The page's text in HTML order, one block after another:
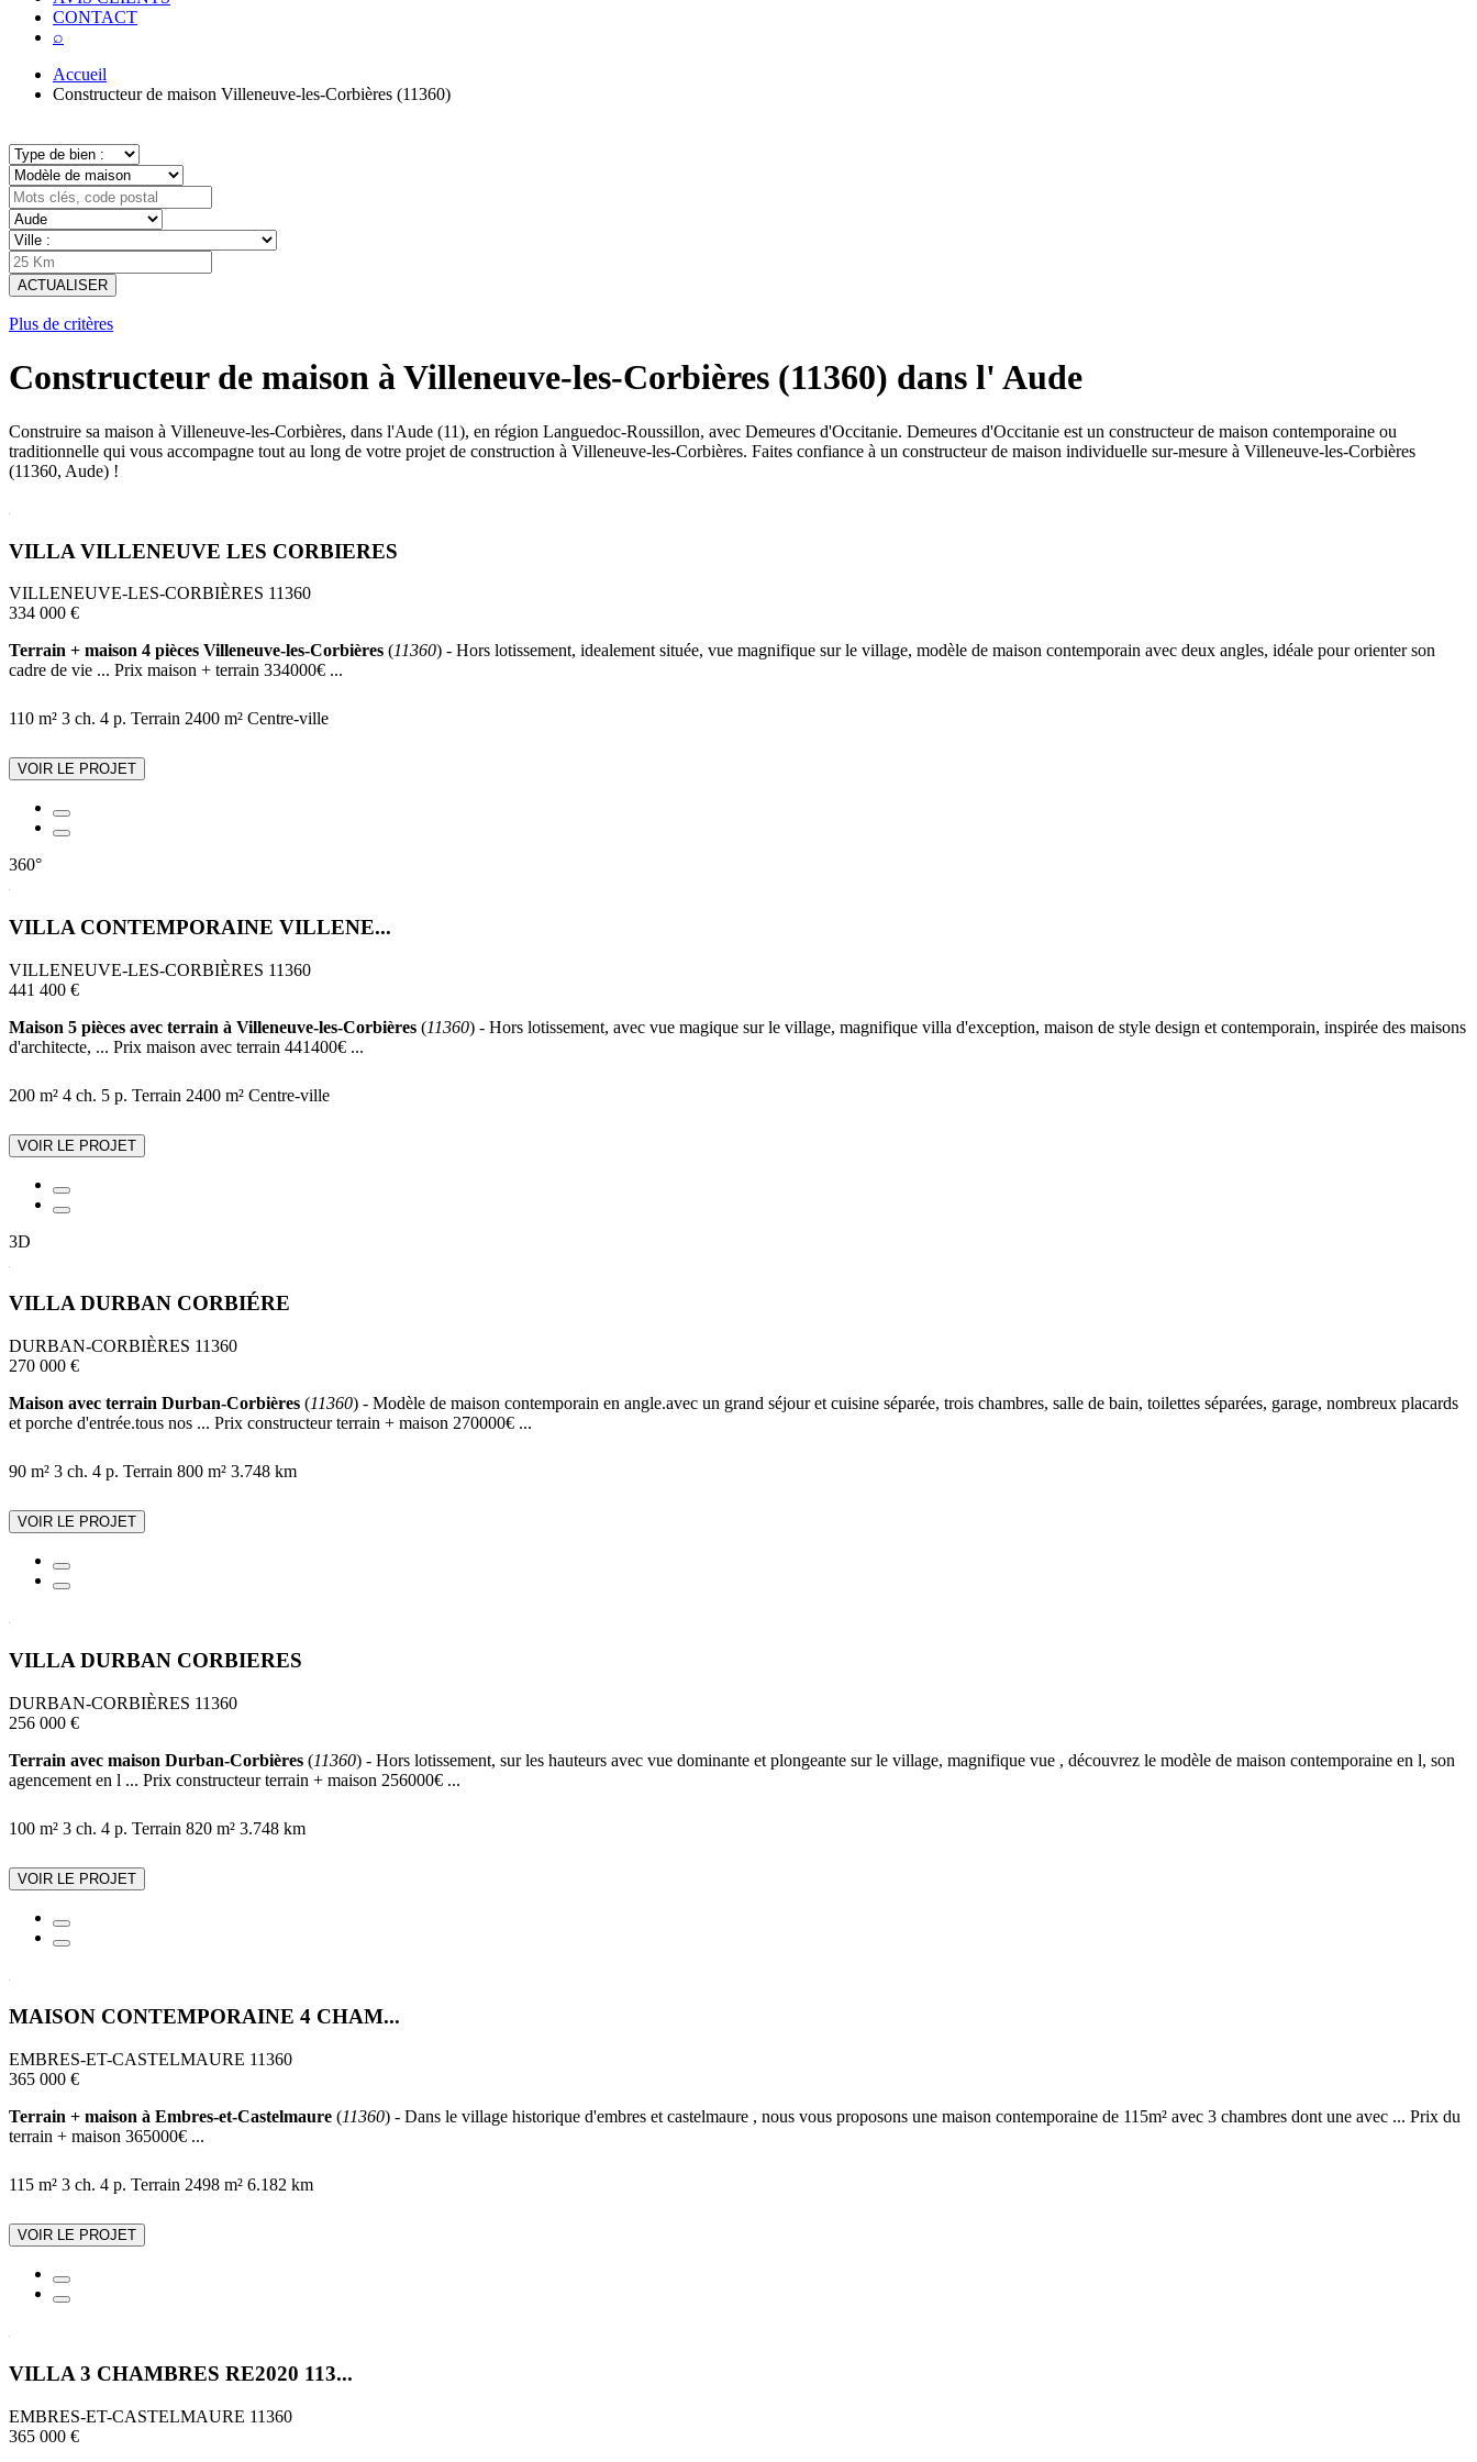
CONTACT
⌕
Accueil
Constructeur de maison Villeneuve-les-Corbières (11360)
ACTUALISER
Plus de critères
Constructeur de maison à Villeneuve-les-Corbières (11360) dans l' Aude
Construire sa maison à Villeneuve-les-Corbières, dans l'Aude (11), en région Languedoc-Roussillon, avec Demeures d'Occitanie. Demeures d'Occitanie est un constructeur de maison contemporaine ou
traditionnelle qui vous accompagne tout au long de votre projet de construction à Villeneuve-les-Corbières. Faites confiance à un constructeur de maison individuelle sur-mesure à Villeneuve-les-Corbières
(11360, Aude) !
VILLA VILLENEUVE LES CORBIERES
VILLENEUVE-LES-CORBIÈRES 11360
334 000 €
Terrain + maison 4 pièces Villeneuve-les-Corbières (11360) - Hors lotissement, idealement située, vue magnifique sur le village, modèle de maison contemporain avec deux angles, idéale pour orienter son
cadre de vie ... Prix maison + terrain 334000€ ...
110 m² 3 ch. 4 p. Terrain 2400 m² Centre-ville
VOIR LE PROJET
360°
VILLA CONTEMPORAINE VILLENE...
VILLENEUVE-LES-CORBIÈRES 11360
441 400 €
Maison 5 pièces avec terrain à Villeneuve-les-Corbières (11360) - Hors lotissement, avec vue magique sur le village, magnifique villa d'exception, maison de style design et contemporain, inspirée des maisons
d'architecte, ... Prix maison avec terrain 441400€ ...
200 m² 4 ch. 5 p. Terrain 2400 m² Centre-ville
VOIR LE PROJET
3D
VILLA DURBAN CORBIÉRE
DURBAN-CORBIÈRES 11360
270 000 €
Maison avec terrain Durban-Corbières (11360) - Modèle de maison contemporain en angle.avec un grand séjour et cuisine séparée, trois chambres, salle de bain, toilettes séparées, garage, nombreux placards
et porche d'entrée.tous nos ... Prix constructeur terrain + maison 270000€ ...
90 m² 3 ch. 4 p. Terrain 800 m² 3.748 km
VOIR LE PROJET
VILLA DURBAN CORBIERES
DURBAN-CORBIÈRES 11360
256 000 €
Terrain avec maison Durban-Corbières (11360) - Hors lotissement, sur les hauteurs avec vue dominante et plongeante sur le village, magnifique vue , découvrez le modèle de maison contemporaine en l, son
agencement en l ... Prix constructeur terrain + maison 256000€ ...
100 m² 3 ch. 4 p. Terrain 820 m² 3.748 km
VOIR LE PROJET
MAISON CONTEMPORAINE 4 CHAM...
EMBRES-ET-CASTELMAURE 11360
365 000 €
Terrain + maison à Embres-et-Castelmaure (11360) - Dans le village historique d'embres et castelmaure , nous vous proposons une maison contemporaine de 115m² avec 3 chambres dont une avec ... Prix du
terrain + maison 365000€ ...
115 m² 3 ch. 4 p. Terrain 2498 m² 6.182 km
VOIR LE PROJET
VILLA 3 CHAMBRES RE2020 113...
EMBRES-ET-CASTELMAURE 11360
365 000 €